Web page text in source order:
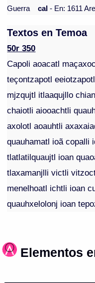
Guerra cal - En: 1611
Textos en Temoa
50r 350
Capoli aoacatl
teçontzapotl
mjzqujtl itlaaqujllo
chaiotli aiooachtli
axolotl aoauhtli
quauhamatl ioã copalli
tlatlatilquaujtl ioan
tlaxamanjlli victli
menelhoatl ichtli ioan
quauhxelolonj ioan
Elementos